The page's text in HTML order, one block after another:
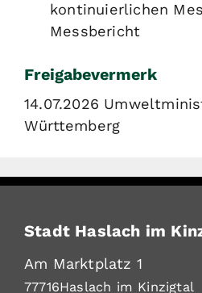
kontinuierlichen
Messbericht
Freigabevermerk
14.07.2026
Württemberg
Stadt Haslach im
Am Marktplatz 1
77716Haslach im Kinzigtal